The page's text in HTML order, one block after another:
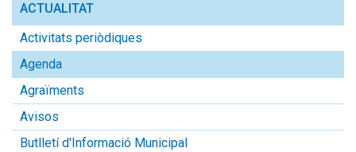
ACTUALITAT
Activitats periòdiques
Agenda
Agraïments
Avisos
Butlletí d'Informació Municipal